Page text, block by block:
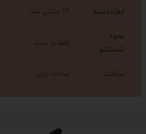
ابعاددسته 13 سانتی متر
نحوه
شستشو
فقط با دست
ساخت ساخت ایران